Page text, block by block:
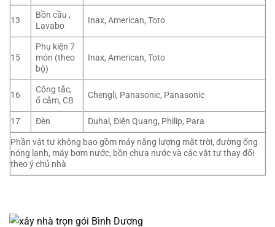
13
Bồn cầu ,
Lavabo
Inax, American, Toto
15
Phụ kiện 7
món (theo
bộ)
Inax, American, Toto
16
Công tắc,
ổ cắm, CB
Chengli, Panasonic, Panasonic
17 Đèn
Duhal, Điện Quang, Philip, Para
Phần vật tư không bao gồm máy năng lượng mặt trời, đường ống
nóng lạnh, máy bơm nước, bồn chưa nước và các vật tư thay đổi
theo ý chủ nhà